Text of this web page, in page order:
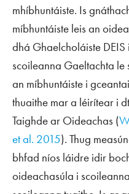
mhíbhuntáiste. Is
míbhuntáiste leis an
dhá Ghaelcholáiste
scoileanna Gaeltachta le
an míbhuntáiste i
thuaithe mar a léirítear i
Taighde ar Oideachas (
et al. 2015). Thug
bhfad níos láidre idir
oideachasúla i